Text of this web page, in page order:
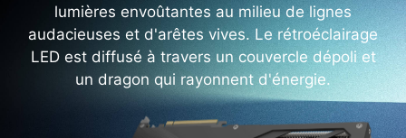
lumières envoûtantes au milieu de lignes
audacieuses et d'arêtes vives. Le rétroéclairage
LED est diffusé à travers un couvercle dépoli et
un dragon qui rayonnent d'énergie.